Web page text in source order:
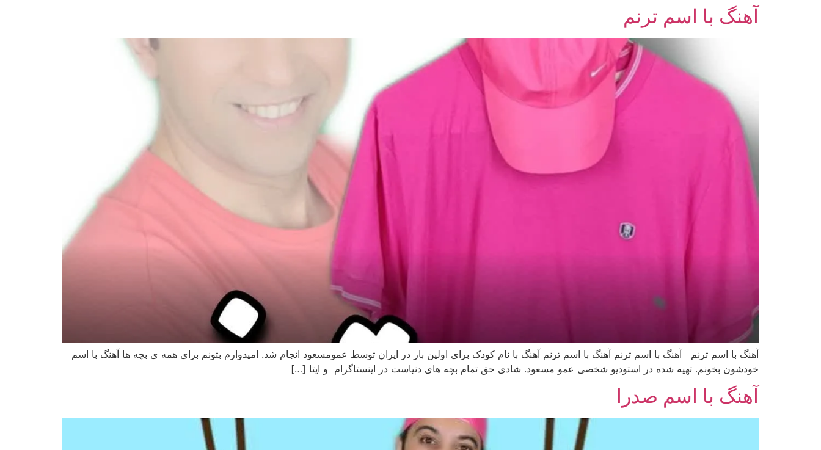
آهنگ با اسم ترنم
آهنگ با اسم ترنم آهنگ با اسم ترنم آهنگ با اسم ترنم آهنگ با نام کودک برای اولین بار در ایران توسط عمومسعود انجام شد. امیدوارم بتونم برای همه ی بچه ها آهنگ با اسم
خودشون بخونم. تهیه شده در استودیو شخصی عمو مسعود. شادی حق تمام بچه های دنیاست در اینستاگرام و ایتا […]
آهنگ با اسم صدرا